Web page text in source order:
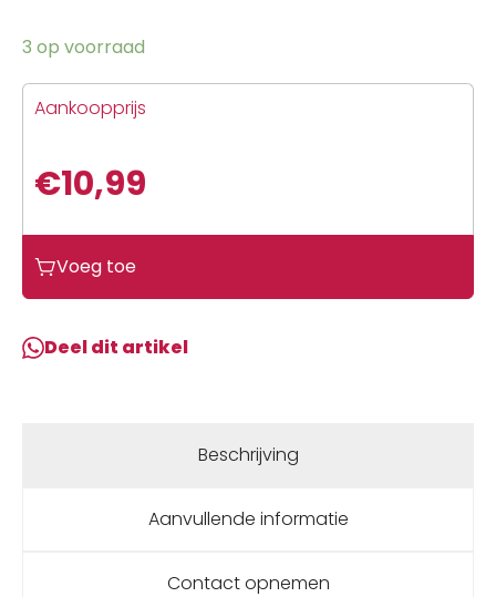
3 op voorraad
Aankoopprijs
€10,99
Voeg toe
Deel dit artikel
Beschrijving
Aanvullende informatie
Contact opnemen